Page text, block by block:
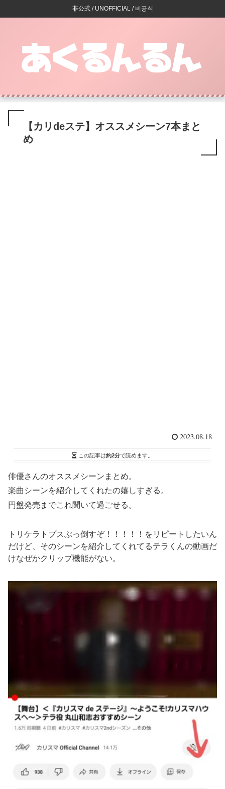
非公式 / UNOFFICIAL / 비공식
【カリdeステ】オススメシーン7本まと
め
2023.08.18
この記事は約2分で読めます。
俳優さんのオススメシーンまとめ。
楽曲シーンを紹介してくれたの嬉しすぎる。
円盤発売までこれ聞いて過ごせる。
トリケラトプスぶっ倒すぞ！！！！！をリピートしたいん
だけど、そのシーンを紹介してくれてるテラくんの動画だ
けなぜかクリップ機能がない。